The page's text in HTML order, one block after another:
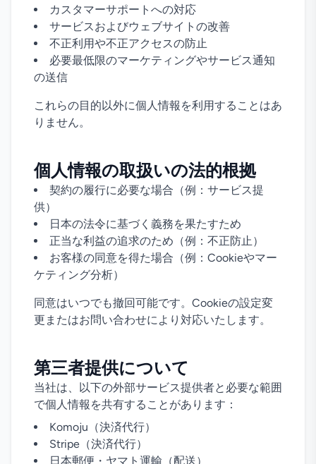
カスタマーサポートへの対応
サービスおよびウェブサイトの改善
不正利用や不正アクセスの防止
必要最低限のマーケティングやサービス通知
の送信
これらの目的以外に個人情報を利用することはあ
りません。
個人情報の取扱いの法的根拠
契約の履行に必要な場合（例：サービス提
供）
日本の法令に基づく義務を果たすため
正当な利益の追求のため（例：不正防止）
お客様の同意を得た場合（例：Cookieやマー
ケティング分析）
同意はいつでも撤回可能です。Cookieの設定変
更またはお問い合わせにより対応いたします。
第三者提供について
当社は、以下の外部サービス提供者と必要な範囲
で個人情報を共有することがあります：
Komoju（決済代行）
Stripe（決済代行）
日本郵便・ヤマト運輸（配送）